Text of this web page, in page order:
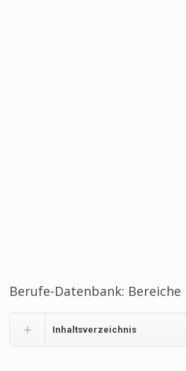
Berufe-Datenbank: Bereiche
Inhaltsverzeichnis